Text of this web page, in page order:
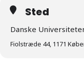
Sted
Danske
Fiolstræde 44, 1171